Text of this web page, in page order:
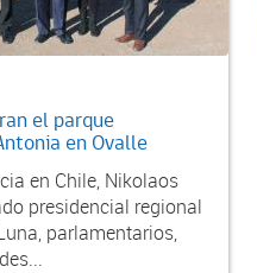
el parque
en Ovalle
en Chile, Nikolaos
presidencial regional
parlamentarios,